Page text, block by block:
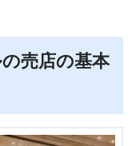
売店の基本